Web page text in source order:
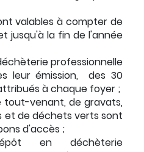
valables à compter de
jusqu'à la fin de l'année
professionnelle
leur émission, des 30
à chaque foyer ;
tout-venant, de gravats,
et de déchets verts sont
d'accès ;
en déchèterie